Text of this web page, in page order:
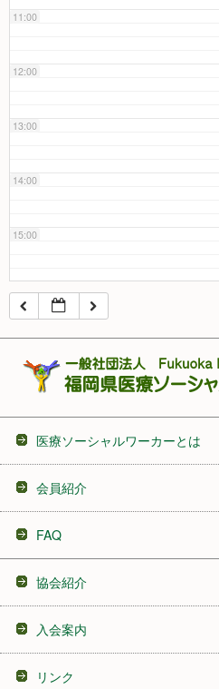
11:00
12:00
13:00
14:00
15:00
16:00
21:00
23:00
医療ソーシャルワーカーとは
会員紹介
FAQ
協会紹介
入会案内
リンク